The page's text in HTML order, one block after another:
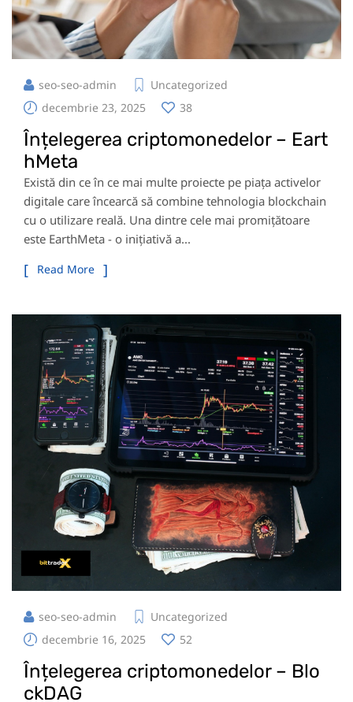
seo-seo-admin
Uncategorized
decembrie 23, 2025
38
Înțelegerea criptomonedelor – Eart
hMeta
Există din ce în ce mai multe proiecte pe piața activelor
digitale care încearcă să combine tehnologia blockchain
cu o utilizare reală. Una dintre cele mai promițătoare
este EarthMeta - o inițiativă a...
Read More
seo-seo-admin
Uncategorized
decembrie 16, 2025
52
Înțelegerea criptomonedelor – Blo
ckDAG